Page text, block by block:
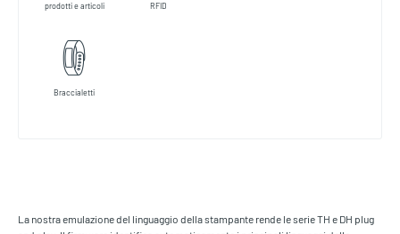
prodotti e articoli
RFID
Braccialetti
La nostra emulazione del linguaggio della stampante rende le serie TH e DH plug